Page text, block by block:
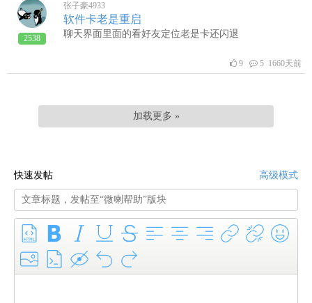
2538
张子豪4933
软件卡老是重启
聊天界面里面的看好友定位老是卡还闪退
9 5 1660天前
加载更多 »
快速发帖 高级模式